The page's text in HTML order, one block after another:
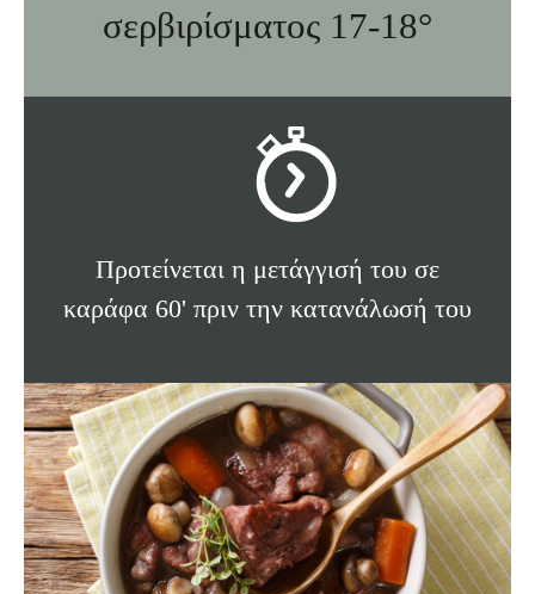
σερβιρίσματος 17-18°
Προτείνεται η μετάγγισή του σε
καράφα 60' πριν την κατανάλωσή του